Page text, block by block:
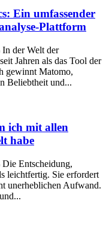
Ein umfassender
Plattform
In der Welt der
Jahren als das Tool der
gewinnt Matomo,
Beliebtheit und...
ich mit allen
habe
Die Entscheidung,
leichtfertig. Sie erfordert
unerheblichen Aufwand.